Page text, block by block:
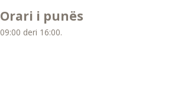
Orari i punës
09:00 deri 16:00.